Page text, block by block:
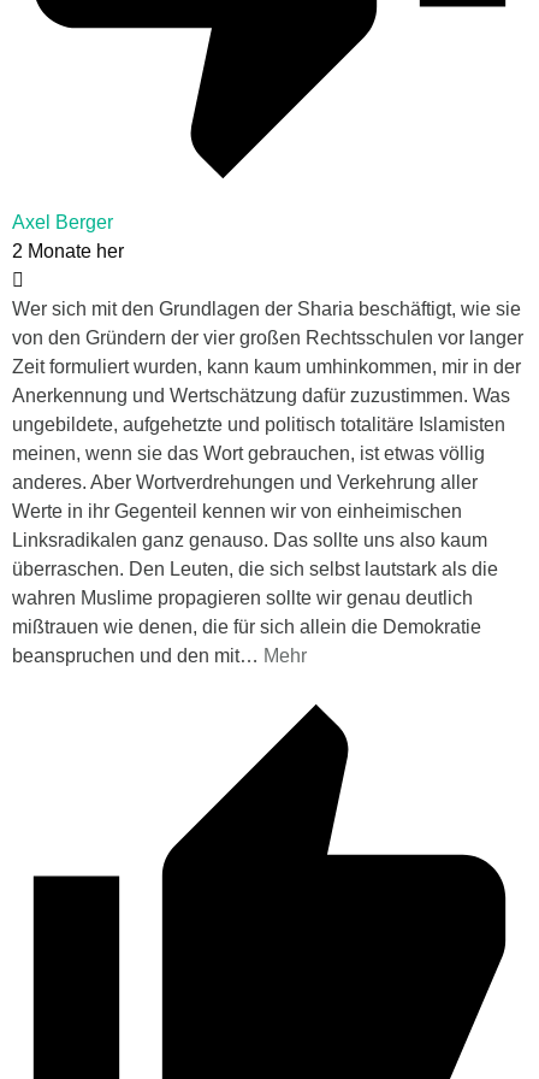
Axel Berger
2 Monate her
Wer sich mit den Grundlagen der Sharia beschäftigt, wie sie
von den Gründern der vier großen Rechtsschulen vor langer
Zeit formuliert wurden, kann kaum umhinkommen, mir in der
Anerkennung und Wertschätzung dafür zuzustimmen. Was
ungebildete, aufgehetzte und politisch totalitäre Islamisten
meinen, wenn sie das Wort gebrauchen, ist etwas völlig
anderes. Aber Wortverdrehungen und Verkehrung aller
Werte in ihr Gegenteil kennen wir von einheimischen
Linksradikalen ganz genauso. Das sollte uns also kaum
überraschen. Den Leuten, die sich selbst lautstark als die
wahren Muslime propagieren sollte wir genau deutlich
mißtrauen wie denen, die für sich allein die Demokratie
beanspruchen und den mit… Mehr